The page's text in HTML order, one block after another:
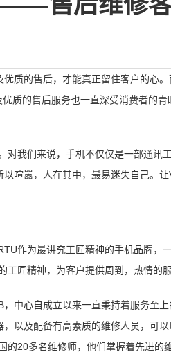
质的售后，才能真正留住客户的心
质的售后服务也一直深受消费者的青
对我们来说，手机不仅仅是一部通讯
喧嚣，人在其中，最易迷失自己。
作为最讲究工匠精神的手机品牌，
匠精神，为客户提供周到，热情的服
中心自成立以来一直秉持着服务至
以及配备有高素质的维修人员，可
的20多名维修师，他们掌握着先进的